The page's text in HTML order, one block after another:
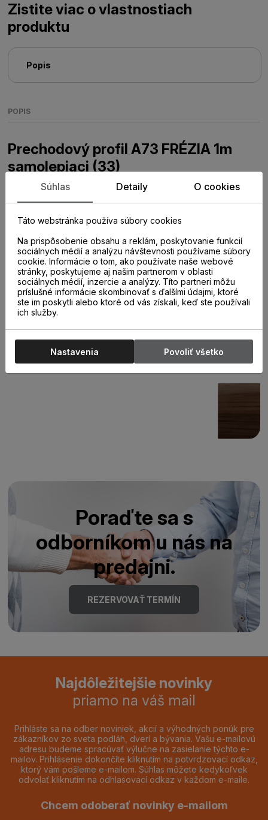
Zistite viac o vlastnostiach
produktu
Popis
POPIS
Prechodový profil A73 FRÉZIA 1m
samolepiaci (33)
Prechodový samolepiaci profil A73 má šírku 12 cm a dĺžku
1 bm.
Poraďte sa s
odborníkom u nás na
predajni.
REZERVOVAŤ TERMÍN
Najdôležitejšie novinky
priamo na váš mail
Prihláste sa na odber noviniek, akcií a výhodných ponúk pre
zákazníkov zo sveta podláh, dverí a bývania. Vašu e-mailovú
adresu budeme spracúvať výlučne na zasielanie týchto e-
mailov. Prihlásenie dokončíte kliknutím na potvrdzovací odkaz,
ktorý vám pošleme e-mailom. Súhlas môžete kedykoľvek
odvolať kliknutím na odhlasovací odkaz v každom e-maile.
Chcem odoberať novinky e-mailom
Súhlas Detaily O cookies
Táto webstránka používa súbory cookies
Na prispôsobenie obsahu a reklám, poskytovanie funkcií
sociálnych médií a analýzu návštevnosti používame súbory
cookie. Informácie o tom, ako používate naše webové
stránky, poskytujeme aj našim partnerom v oblasti
sociálnych médií, inzercie a analýzy. Títo partneri môžu
príslušné informácie skombinovať s ďalšími údajmi, ktoré
ste im poskytli alebo ktoré od vás získali, keď ste používali
ich služby.
Nastavenia Povoliť všetko